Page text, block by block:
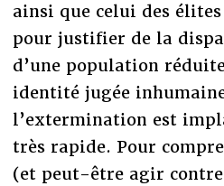
ainsi que celui des
pour justifier de la
d’une population
identité jugée
l’extermination est
très rapide. Pour
(et peut-être agir